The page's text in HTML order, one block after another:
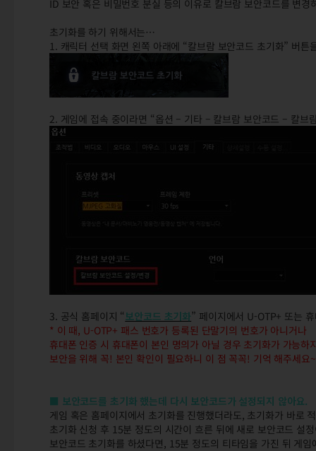
ID 보안 혹은 비밀번호 분실 등의 이유로 칼브람 보안코드를 변
초기화를 하기 위해서는…
1. 캐릭터 선택 화면 왼쪽 아래에 “칼브람 보안코드 초기화” 버튼
2. 게임에 접속 중이라면 “옵션 – 기타 – 칼브람 보안코드 – 칼브
3. 공식 홈페이지 “보안코드 초기화” 페이지에서 U-OTP+ 또는
* 이 때, U-OTP+ 패스 번호가 등록된 단말기의 번호가 아니거나
휴대폰 인증 시 휴대폰이 본인 명의가 아닐 경우 초기화가 가능하
보안을 위해 꼭! 본인 확인이 필요하니 이 점 꼭꼭! 기억 해주세요
■ 보안코드를 초기화 했는데 다시 보안코드가 설정되지 않아요.
게임 혹은 홈페이지에서 초기화를 진행했더라도, 초기화가 바로
초기화 신청 후 15분 정도의 시간이 흐른 뒤에 새로 보안코드 설
보안코드 초기화를 하셨다면, 15분 정도의 티타임을 가진 뒤 게